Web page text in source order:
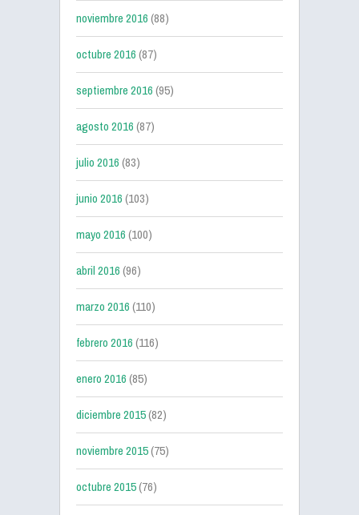
noviembre 2016(88)
octubre 2016(87)
septiembre 2016(95)
agosto 2016(87)
julio 2016(83)
junio 2016(103)
mayo 2016(100)
abril 2016(96)
marzo 2016(110)
febrero 2016(116)
enero 2016(85)
diciembre 2015(82)
noviembre 2015(75)
octubre 2015(76)